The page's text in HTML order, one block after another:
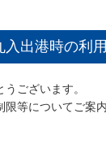
出港時の利
ございます。
等についてご案内